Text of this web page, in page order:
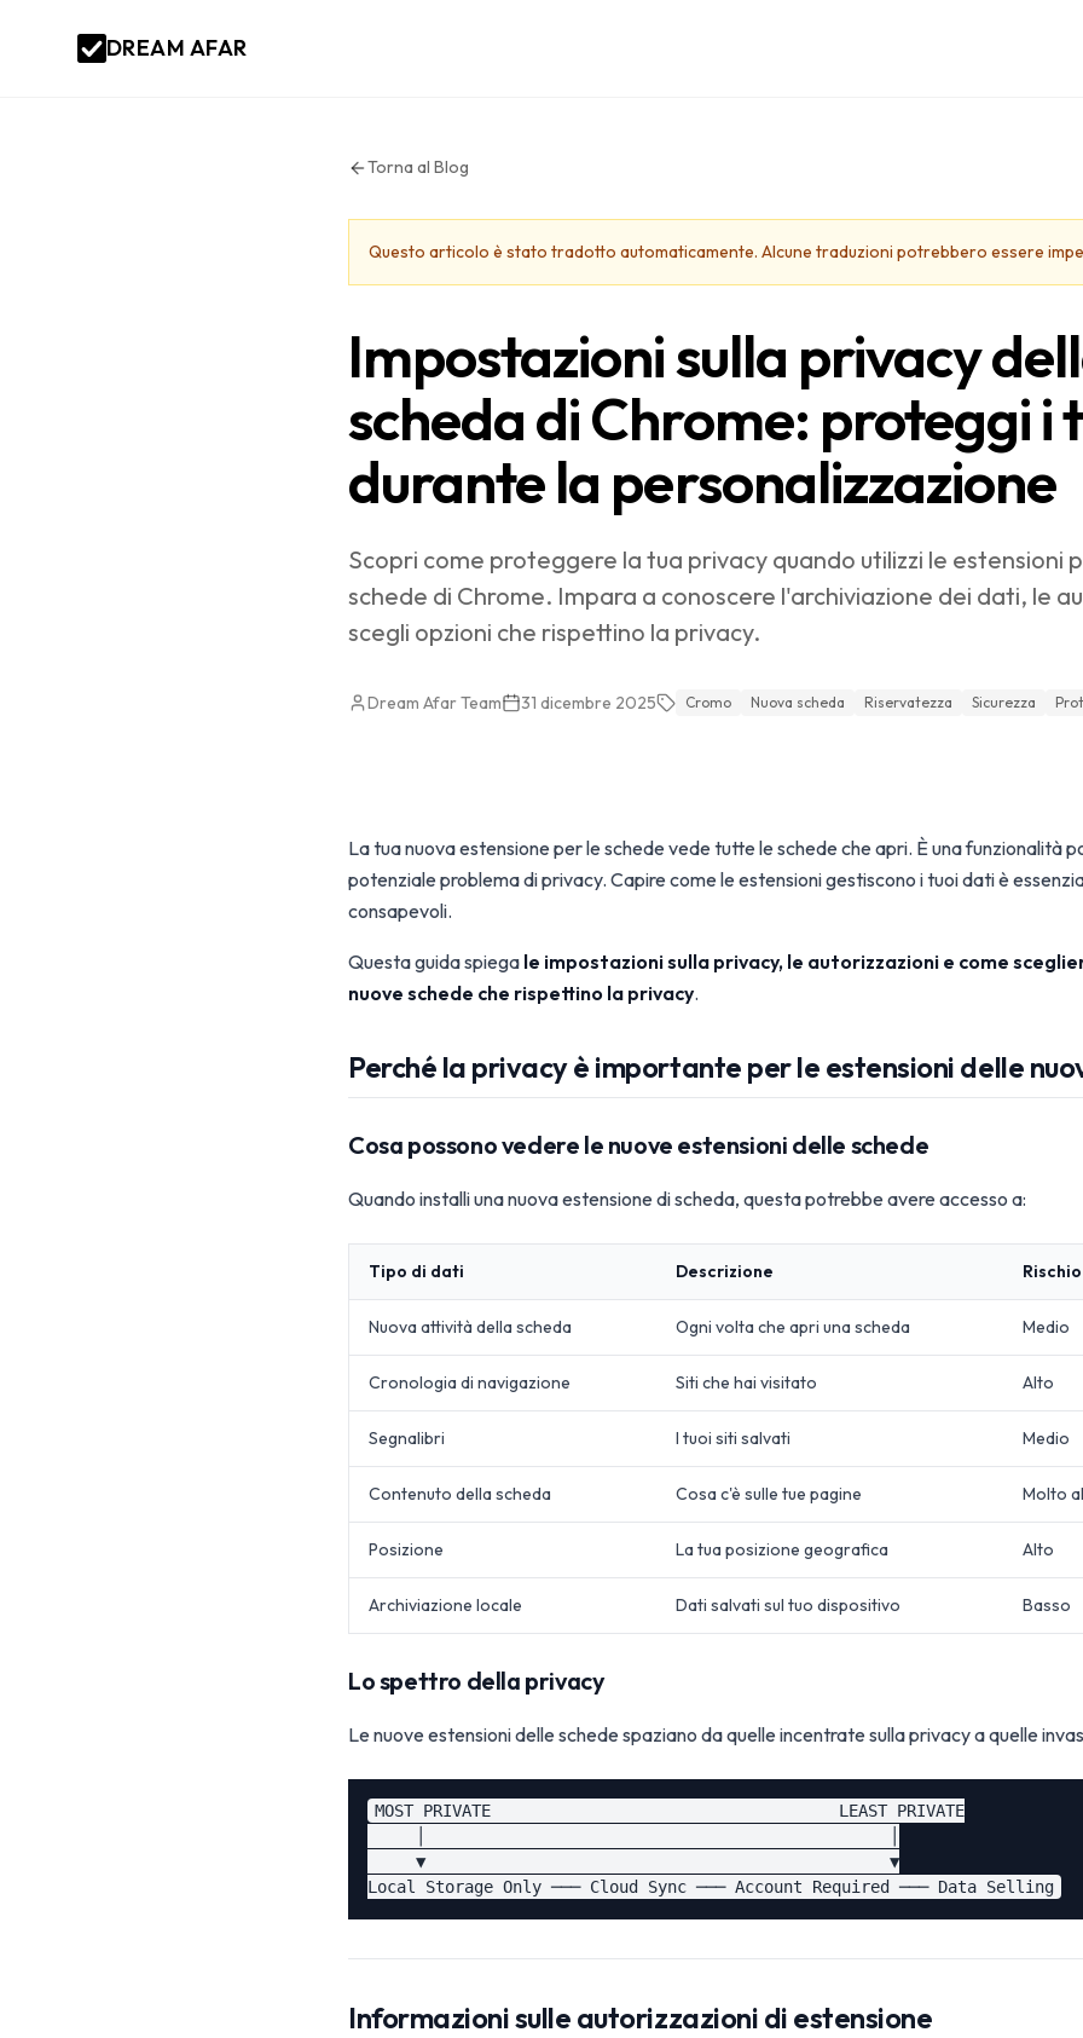
DREAM AFAR
Torna al Blog
Questo articolo è stato tradotto automaticamente. Alcune traduzioni potrebbero essere
Impostazioni sulla privacy
scheda di Chrome: proteggi i
durante la personalizzazione
Scopri come proteggere la tua privacy quando utilizzi le estensioni
schede di Chrome. Impara a conoscere l'archiviazione dei dati, le
scegli opzioni che rispettino la privacy.
Dream Afar Team 31 dicembre 2025 Cromo Nuova scheda Riservatezza Sicurezza
La tua nuova estensione per le schede vede tutte le schede che apri. È una funzionalità
potenziale problema di privacy. Capire come le estensioni gestiscono i tuoi dati è
consapevoli.
Questa guida spiega le impostazioni sulla privacy, le autorizzazioni e come
nuove schede che rispettino la privacy.
Perché la privacy è importante per le estensioni delle
Cosa possono vedere le nuove estensioni delle schede
Quando installi una nuova estensione di scheda, questa potrebbe avere accesso a:
Tipo di dati Descrizione
Nuova attività della scheda Ogni volta che apri una scheda Medio
Cronologia di navigazione Siti che hai visitato Alto
Segnalibri I tuoi siti salvati Medio
Contenuto della scheda Cosa c'è sulle tue pagine Molto
Posizione La tua posizione geografica Alto
Archiviazione locale Dati salvati sul tuo dispositivo Basso
Lo spettro della privacy
Le nuove estensioni delle schede spaziano da quelle incentrate sulla privacy a quelle
MOST PRIVATE                                    LEAST PRIVATE
     ▼                                                ▼
Informazioni sulle autorizzazioni di estensione